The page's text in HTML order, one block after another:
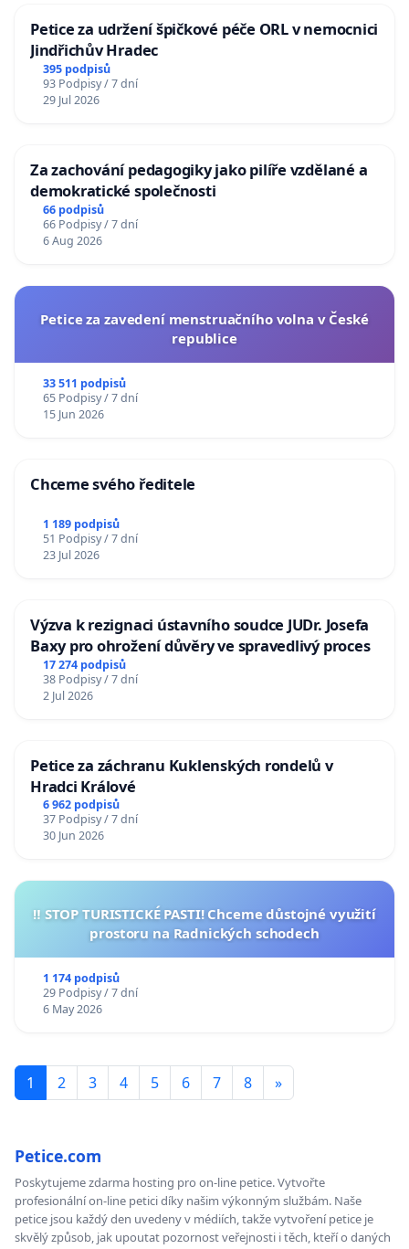
Petice za udržení špičkové péče ORL v nemocnici
Jindřichův Hradec
395 podpisů
93 Podpisy / 7 dní
29 Jul 2026
Za zachování pedagogiky jako pilíře vzdělané a
demokratické společnosti
66 podpisů
66 Podpisy / 7 dní
6 Aug 2026
Petice za zavedení menstruačního volna v České
republice
33 511 podpisů
65 Podpisy / 7 dní
15 Jun 2026
Chceme svého ředitele
1 189 podpisů
51 Podpisy / 7 dní
23 Jul 2026
Výzva k rezignaci ústavního soudce JUDr. Josefa
Baxy pro ohrožení důvěry ve spravedlivý proces
17 274 podpisů
38 Podpisy / 7 dní
2 Jul 2026
Petice za záchranu Kuklenských rondelů v
Hradci Králové
6 962 podpisů
37 Podpisy / 7 dní
30 Jun 2026
‼️ STOP TURISTICKÉ PASTI! Chceme důstojné využití
prostoru na Radnických schodech
1 174 podpisů
29 Podpisy / 7 dní
6 May 2026
1 2 3 4 5 6 7 8 »
Petice.com
Poskytujeme zdarma hosting pro on-line petice. Vytvořte
profesionální on-line petici díky našim výkonným službám. Naše
petice jsou každý den uvedeny v médiích, takže vytvoření petice je
skvělý způsob, jak upoutat pozornost veřejnosti i těch, kteří o daných